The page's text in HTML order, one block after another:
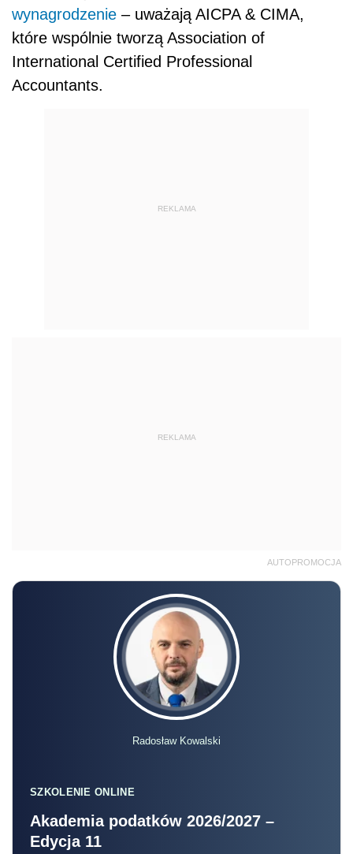
wynagrodzenie – uważają AICPA & CIMA,
które wspólnie tworzą Association of
International Certified Professional
Accountants.
REKLAMA
REKLAMA
AUTOPROMOCJA
Radosław Kowalski
SZKOLENIE ONLINE
Akademia podatków 2026/2027 –
Edycja 11